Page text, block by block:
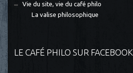
Vie du site, vie du café philo
La valise philosophique
LE CAFÉ PHILO SUR FACEBOOK